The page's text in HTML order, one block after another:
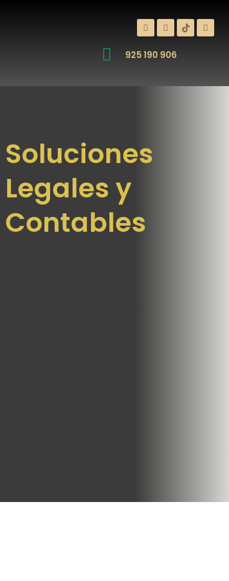
925 190 906
Soluciones
Legales y
Contables